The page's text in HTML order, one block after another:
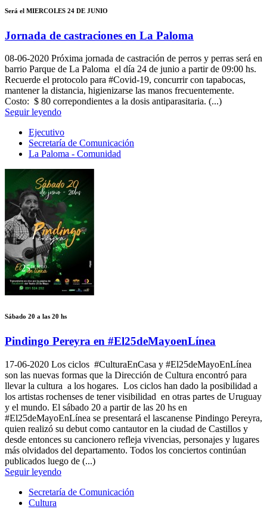
Será el MIERCOLES 24 DE JUNIO
Jornada de castraciones en La Paloma
08-06-2020 Próxima jornada de castración de perros y perras será en
barrio Parque de La Paloma el día 24 de junio a partir de 09:00 hs.
Recuerde el protocolo para #Covid-19, concurrir con tapabocas,
mantener la distancia, higienizarse las manos frecuentemente.
Costo: $ 80 correpondientes a la dosis antiparasitaria. (...)
Seguir leyendo
Ejecutivo
Secretaría de Comunicación
La Paloma - Comunidad
Sábado 20 a las 20 hs
Pindingo Pereyra en #El25deMayoenLínea
17-06-2020 Los ciclos #CulturaEnCasa y #El25deMayoEnLínea
son las nuevas formas que la Dirección de Cultura encontró para
llevar la cultura a los hogares. Los ciclos han dado la posibilidad a
los artistas rochenses de tener visibilidad en otras partes de Uruguay
y el mundo. El sábado 20 a partir de las 20 hs en
#El25deMayoEnLínea se presentará el lascanense Pindingo Pereyra,
quien realizó su debut como cantautor en la ciudad de Castillos y
desde entonces su cancionero refleja vivencias, personajes y lugares
más olvidados del departamento. Todos los conciertos continúan
publicados luego de (...)
Seguir leyendo
Secretaría de Comunicación
Cultura